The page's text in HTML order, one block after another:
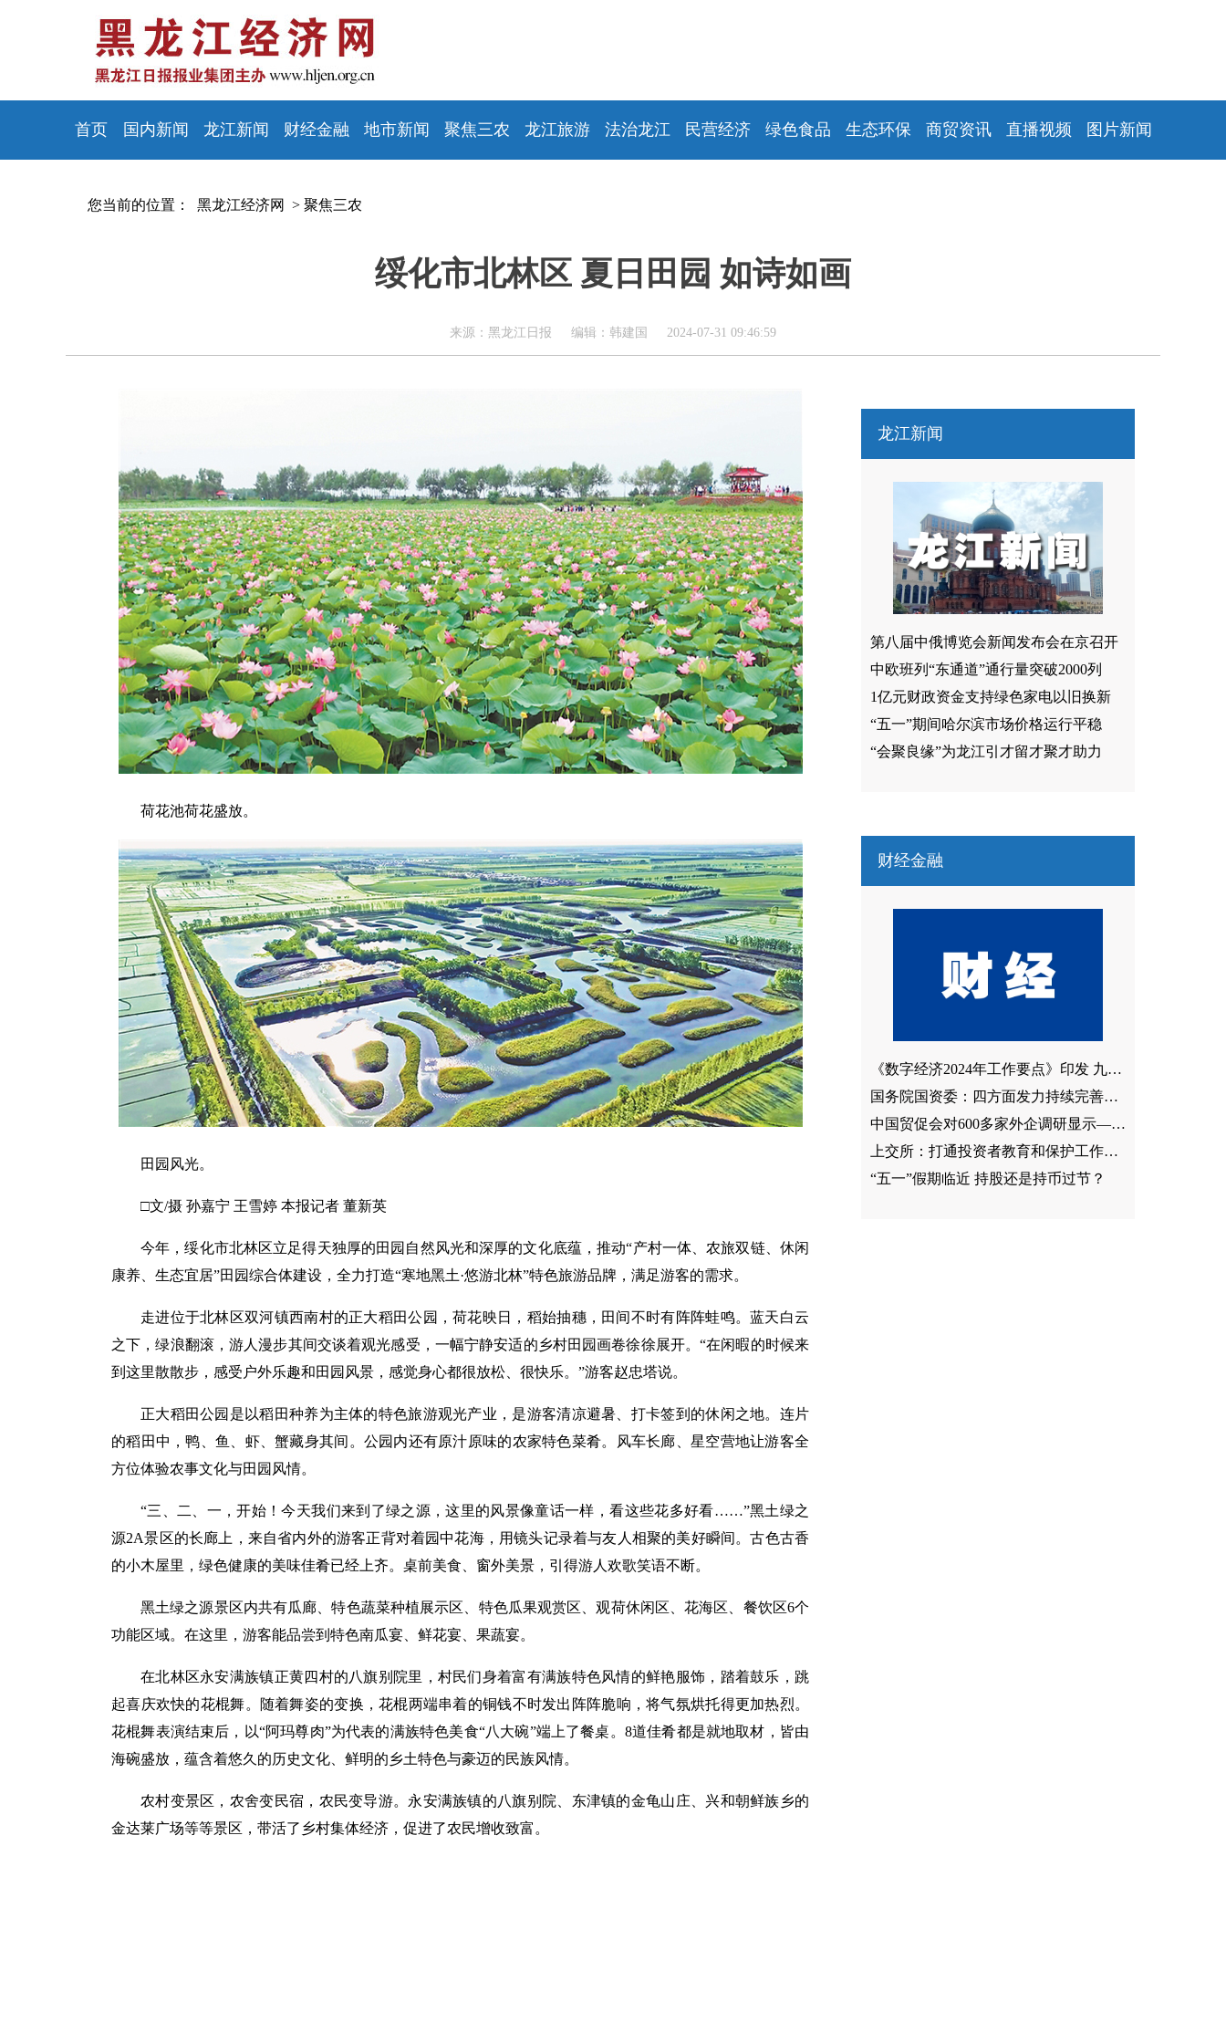
首页 国内新闻 龙江新闻 财经金融 地市新闻 聚焦三农 龙江旅游 法治龙江 民营经济 绿色食品 生态环保 商贸资讯 直播视频 图片新闻
您当前的位置： 黑龙江经济网 > 聚焦三农
绥化市北林区 夏日田园 如诗如画
来源：黑龙江日报 编辑：韩建国 2024-07-31 09:46:59
荷花池荷花盛放。
田园风光。
□文/摄 孙嘉宁 王雪婷 本报记者 董新英
今年，绥化市北林区立足得天独厚的田园自然风光和深厚的文化底蕴，推动“产村一体、农旅双链、休闲
康养、生态宜居”田园综合体建设，全力打造“寒地黑土·悠游北林”特色旅游品牌，满足游客的需求。
走进位于北林区双河镇西南村的正大稻田公园，荷花映日，稻始抽穗，田间不时有阵阵蛙鸣。蓝天白云
之下，绿浪翻滚，游人漫步其间交谈着观光感受，一幅宁静安适的乡村田园画卷徐徐展开。“在闲暇的时候来
到这里散散步，感受户外乐趣和田园风景，感觉身心都很放松、很快乐。”游客赵忠塔说。
正大稻田公园是以稻田种养为主体的特色旅游观光产业，是游客清凉避暑、打卡签到的休闲之地。连片
的稻田中，鸭、鱼、虾、蟹藏身其间。公园内还有原汁原味的农家特色菜肴。风车长廊、星空营地让游客全
方位体验农事文化与田园风情。
“三、二、一，开始！今天我们来到了绿之源，这里的风景像童话一样，看这些花多好看……”黑土绿之
源2A景区的长廊上，来自省内外的游客正背对着园中花海，用镜头记录着与友人相聚的美好瞬间。古色古香
的小木屋里，绿色健康的美味佳肴已经上齐。桌前美食、窗外美景，引得游人欢歌笑语不断。
黑土绿之源景区内共有瓜廊、特色蔬菜种植展示区、特色瓜果观赏区、观荷休闲区、花海区、餐饮区6个
功能区域。在这里，游客能品尝到特色南瓜宴、鲜花宴、果蔬宴。
在北林区永安满族镇正黄四村的八旗别院里，村民们身着富有满族特色风情的鲜艳服饰，踏着鼓乐，跳
起喜庆欢快的花棍舞。随着舞姿的变换，花棍两端串着的铜钱不时发出阵阵脆响，将气氛烘托得更加热烈。
花棍舞表演结束后，以“阿玛尊肉”为代表的满族特色美食“八大碗”端上了餐桌。8道佳肴都是就地取材，皆由
海碗盛放，蕴含着悠久的历史文化、鲜明的乡土特色与豪迈的民族风情。
农村变景区，农舍变民宿，农民变导游。永安满族镇的八旗别院、东津镇的金龟山庄、兴和朝鲜族乡的
金达莱广场等等景区，带活了乡村集体经济，促进了农民增收致富。